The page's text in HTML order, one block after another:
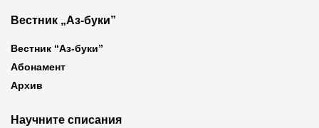
Вестник „Аз-буки”
Вестник “Аз-буки”
Абонамент
Архив
Научните списания